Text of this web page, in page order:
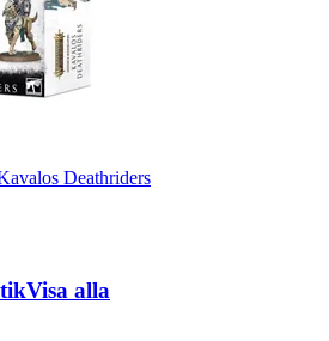
Deathriders
Visa alla